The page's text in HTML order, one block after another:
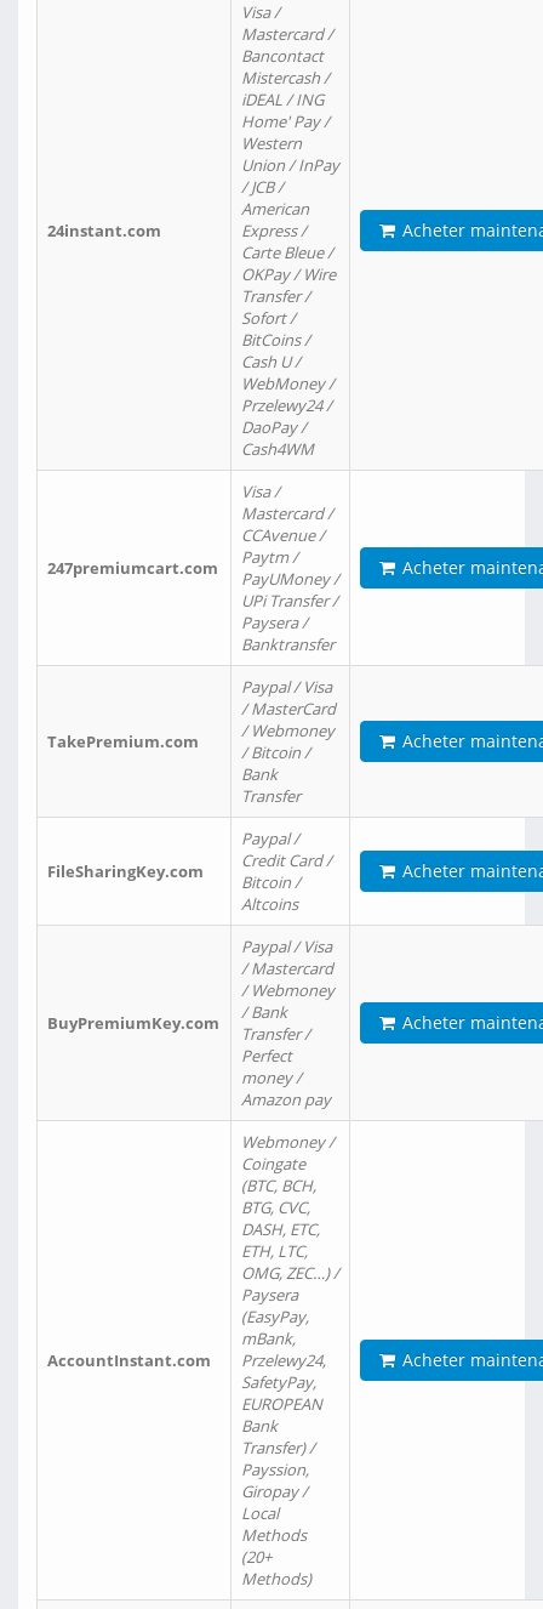
24instant.com
Visa /
Mastercard /
Bancontact
Mistercash /
iDEAL / ING
Home' Pay /
Western
Union / InPay
/ JCB /
American
Express /
Carte Bleue /
OKPay / Wire
Transfer /
Sofort /
BitCoins /
Cash U /
WebMoney /
Przelewy24 /
DaoPay /
Cash4WM
Acheter
247premiumcart.com
Visa /
Mastercard /
CCAvenue /
Paytm /
PayUMoney /
UPi Transfer /
Paysera /
Banktransfer
Acheter
TakePremium.com
Paypal / Visa
/ MasterCard
/ Webmoney
/ Bitcoin /
Bank
Transfer
Acheter
FileSharingKey.com
Paypal /
Credit Card /
Bitcoin /
Altcoins
Acheter
BuyPremiumKey.com
Paypal / Visa
/ Mastercard
/ Webmoney
/ Bank
Transfer /
Perfect
money /
Amazon pay
Acheter
AccountInstant.com
Webmoney /
Coingate
(BTC, BCH,
BTG, CVC,
DASH, ETC,
ETH, LTC,
OMG, ZEC…) /
Paysera
(EasyPay,
mBank,
Przelewy24,
SafetyPay,
EUROPEAN
Bank
Transfer) /
Payssion,
Giropay /
Local
Methods
(20+
Methods)
Acheter